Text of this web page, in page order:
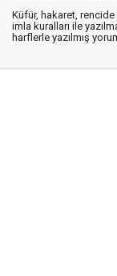
Küfür, hakaret, rencide
imla kuralları ile
harflerle yazılmış